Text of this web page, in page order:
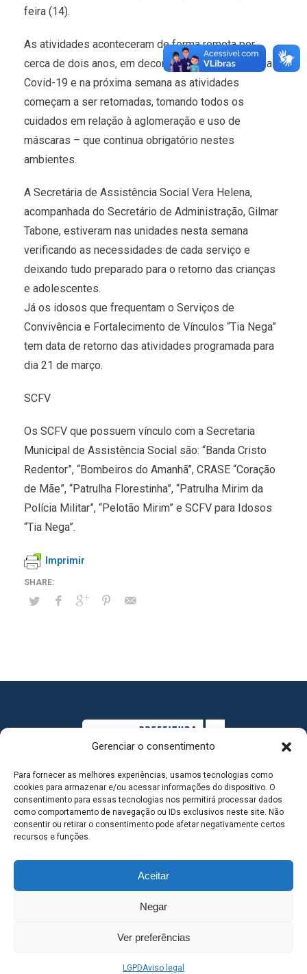
Gerenciar o consentimento
Para fornecer as melhores experiências, usamos tecnologias como
cookies para armazenar e/ou acessar informações do dispositivo. O
consentimento para essas tecnologias nos permitirá processar dados
como comportamento de navegação ou IDs exclusivos neste site. Não
consentir ou retirar o consentimento pode afetar negativamente certos
recursos e funções.
Aceitar
Negar
Ver preferências
LGPDAviso legal
feira (14).
As atividades aconteceram de forma remota por
cerca de dois anos, em decorrência da pandemia da
Covid-19 e na próxima semana as atividades
começam a ser retomadas, tomando todos os
cuidados em relação à aglomeração e uso de
máscaras – que continua obrigatório nestes
ambientes.
A Secretária de Assistência Social Vera Helena,
acompanhada do Secretário de Administração, Gilmar
Tabone, estiveram nas unidades nesta semana
verificando as necessidades de cada serviço e
deixando tudo preparado para o retorno das crianças
e adolescentes.
Já os idosos que frequentam o Serviços de
Convivência e Fortalecimento de Vínculos “Tia Nega”
tem data de retorno das atividades programada para
dia 21 de março.
SCFV
Os SCFV que possuem vínculo com a Secretaria
Municipal de Assistência Social são: “Banda Cristo
Redentor”, “Bombeiros do Amanhã”, CRASE “Coração
de Mãe”, “Patrulha Florestinha”, “Patrulha Mirim da
Polícia Militar”, “Pelotão Mirim” e SCFV para Idosos
“Tia Nega”.
Imprimir
MAPA DO SITE
SEDE DO ADMINISTRATIVO MUNICIPAL - Avenida